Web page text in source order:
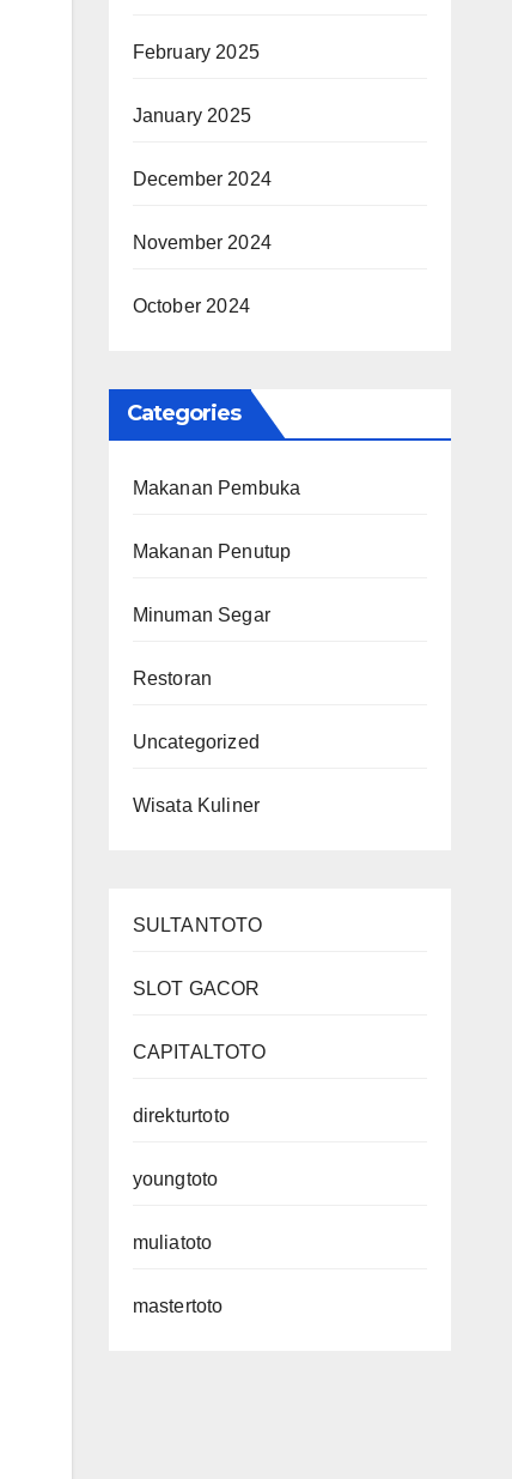
February 2025
January 2025
December 2024
November 2024
October 2024
Categories
Makanan Pembuka
Makanan Penutup
Minuman Segar
Restoran
Uncategorized
Wisata Kuliner
SULTANTOTO
SLOT GACOR
CAPITALTOTO
direkturtoto
youngtoto
muliatoto
mastertoto